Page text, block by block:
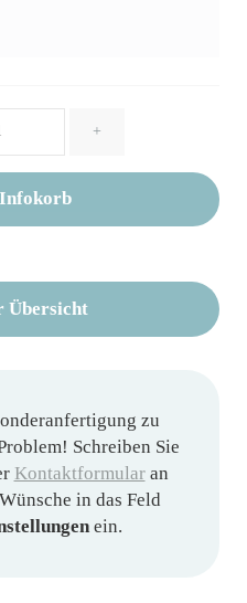
+
Übersicht
zu
Schreiben Sie
Kontaktformularan
in das Feld
ein.